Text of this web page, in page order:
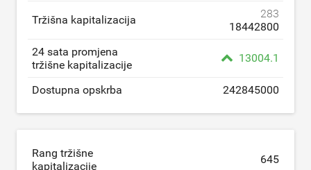
Tržišna kapitalizacija
283
18442800
24 sata promjena
tržišne kapitalizacije
13004.1
Dostupna opskrba 242845000
Rang tržišne
kapitalizacije
645